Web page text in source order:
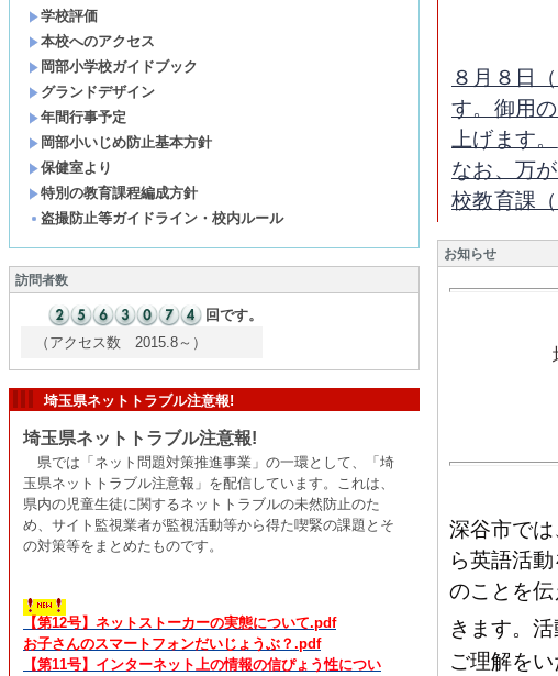
学校評価
本校へのアクセス
岡部小学校ガイドブック
グランドデザイン
年間行事予定
岡部小いじめ防止基本方針
保健室より
特別の教育課程編成方針
盗撮防止等ガイドライン・校内ルール
訪問者数
回です。
（アクセス数 2015.8～）
埼玉県ネットトラブル注意報!
埼玉県ネットトラブル注意報!
県では「ネット問題対策推進事業」の一環として、「埼
玉県ネットトラブル注意報」を配信しています。これは、
県内の児童生徒に関するネットトラブルの未然防止のた
め、サイト監視業者が監視活動等から得た喫緊の課題とそ
の対策等をまとめたものです。
【第12号】ネットストーカーの実態について.pdf
お子さんのスマートフォンだいじょうぶ？.pdf
【第11号】インターネット上の情報の信ぴょう性につい
８月８日
す。御用
上げます。
なお、万
校教育課
お知らせ
深谷市で
ら英語活
のことを
きます。
ご理解を